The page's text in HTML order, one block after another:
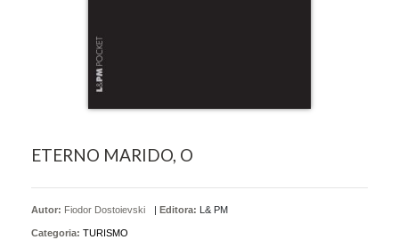
ETERNO MARIDO, O
Autor: Fiodor Dostoievski Editora: L& PM
Categoria: TURISMO